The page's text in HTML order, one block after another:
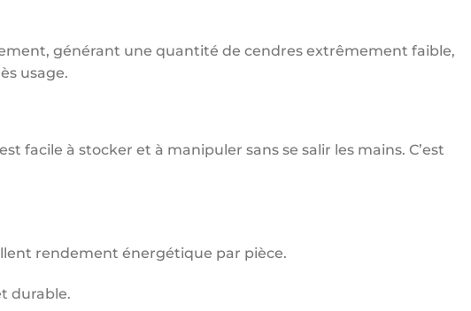
générant une quantité de cendres extrêmement faible,
usage.
facile à stocker et à manipuler sans se salir les mains. C’est
rendement énergétique par pièce.
durable.